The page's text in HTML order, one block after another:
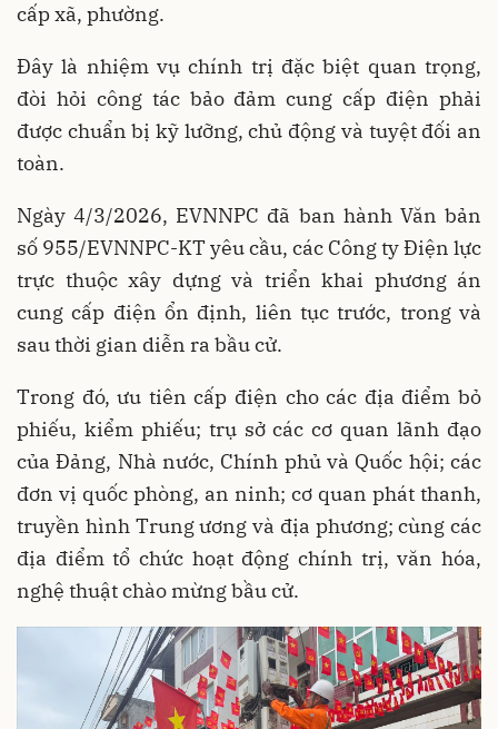
cấp xã, phường.
Đây là nhiệm vụ chính trị đặc biệt quan trọng,
đòi hỏi công tác bảo đảm cung cấp điện phải
được chuẩn bị kỹ lưỡng, chủ động và tuyệt đối an
toàn.
Ngày 4/3/2026, EVNNPC đã ban hành Văn bản
số 955/EVNNPC-KT yêu cầu, các Công ty Điện lực
trực thuộc xây dựng và triển khai phương án
cung cấp điện ổn định, liên tục trước, trong và
sau thời gian diễn ra bầu cử.
Trong đó, ưu tiên cấp điện cho các địa điểm bỏ
phiếu, kiểm phiếu; trụ sở các cơ quan lãnh đạo
của Đảng, Nhà nước, Chính phủ và Quốc hội; các
đơn vị quốc phòng, an ninh; cơ quan phát thanh,
truyền hình Trung ương và địa phương; cùng các
địa điểm tổ chức hoạt động chính trị, văn hóa,
nghệ thuật chào mừng bầu cử.